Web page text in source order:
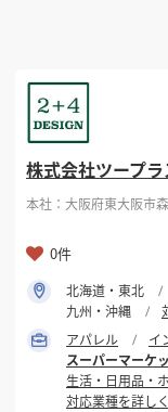
掲載希望のデザイン
店舗開業
スーパーマー
フリーワー
株式会社ツープ
本社：大阪府東大阪市
0件
北海道・東北
九州・沖縄
アパレル
イ
スーパーマーケ
生活・日用品・
対応業種を詳し